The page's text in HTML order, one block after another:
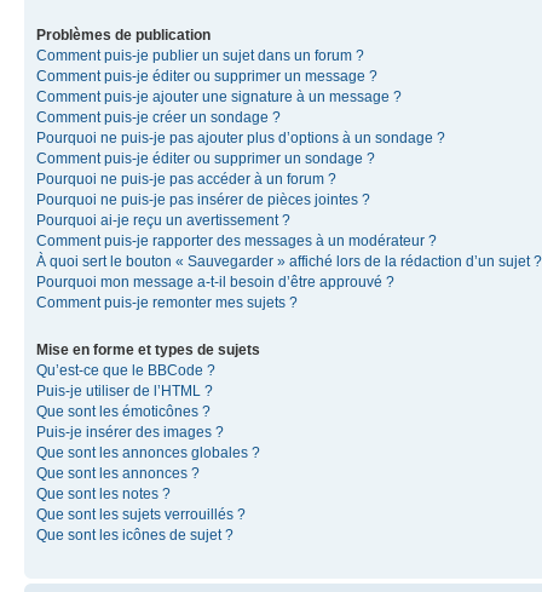
Problèmes de publication
Comment puis-je publier un sujet dans un forum ?
Comment puis-je éditer ou supprimer un message ?
Comment puis-je ajouter une signature à un message ?
Comment puis-je créer un sondage ?
Pourquoi ne puis-je pas ajouter plus d’options à un sondage ?
Comment puis-je éditer ou supprimer un sondage ?
Pourquoi ne puis-je pas accéder à un forum ?
Pourquoi ne puis-je pas insérer de pièces jointes ?
Pourquoi ai-je reçu un avertissement ?
Comment puis-je rapporter des messages à un modérateur ?
À quoi sert le bouton « Sauvegarder » affiché lors de la rédaction d’un sujet ?
Pourquoi mon message a-t-il besoin d’être approuvé ?
Comment puis-je remonter mes sujets ?
Mise en forme et types de sujets
Qu’est-ce que le BBCode ?
Puis-je utiliser de l’HTML ?
Que sont les émoticônes ?
Puis-je insérer des images ?
Que sont les annonces globales ?
Que sont les annonces ?
Que sont les notes ?
Que sont les sujets verrouillés ?
Que sont les icônes de sujet ?